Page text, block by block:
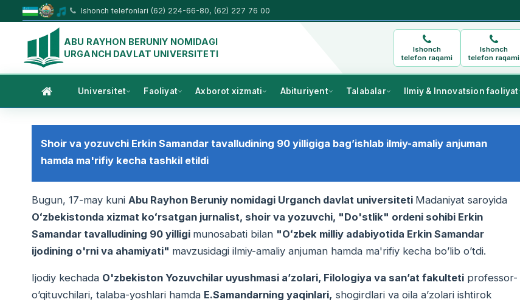
Ishonch telefonlari (62) 224-66-80, (62) 227 76 00
ABU RAYHON BERUNIY NOMIDAGI
URGANCH DAVLAT UNIVERSITETI
Ishonch
telefon raqami
Ishonch
telefon raqami
Universitet Faoliyat Axborot xizmati Abituriyent Talabalar Ilmiy & Innovatsion faoliyat
Shoir va yozuvchi Erkin Samandar tavalludining 90 yilligiga bag’ishlab ilmiy-amaliy anjuman
hamda ma'rifiy kecha tashkil etildi
Bugun, 17-may kuni Abu Rayhon Beruniy nomidagi Urganch davlat universiteti Madaniyat saroyida
Oʻzbekistonda xizmat koʻrsatgan jurnalist, shoir va yozuvchi, "Do'stlik" ordeni sohibi Erkin
Samandar tavalludining 90 yilligi munosabati bilan "Oʻzbek milliy adabiyotida Erkin Samandar
ijodining o'rni va ahamiyati" mavzusidagi ilmiy-amaliy anjuman hamda ma'rifiy kecha bo’lib o’tdi.
Ijodiy kechada O'zbekiston Yozuvchilar uyushmasi a’zolari, Filologiya va san’at fakulteti professor-
o’qituvchilari, talaba-yoshlari hamda E.Samandarning yaqinlari, shogirdlari va oila aʼzolari ishtirok